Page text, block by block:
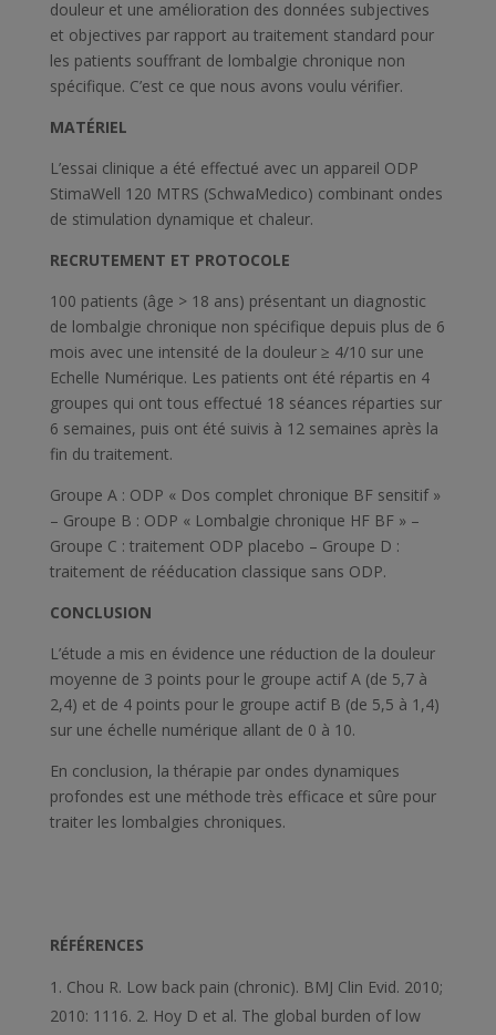
douleur et une amélioration des données subjectives
et objectives par rapport au traitement standard pour
les patients souffrant de lombalgie chronique non
spécifique. C’est ce que nous avons voulu vérifier.
MATÉRIEL
L’essai clinique a été effectué avec un appareil ODP
StimaWell 120 MTRS (SchwaMedico) combinant ondes
de stimulation dynamique et chaleur.
RECRUTEMENT ET PROTOCOLE
100 patients (âge > 18 ans) présentant un diagnostic
de lombalgie chronique non spécifique depuis plus de 6
mois avec une intensité de la douleur ≥ 4/10 sur une
Echelle Numérique. Les patients ont été répartis en 4
groupes qui ont tous effectué 18 séances réparties sur
6 semaines, puis ont été suivis à 12 semaines après la
fin du traitement.
Groupe A : ODP « Dos complet chronique BF sensitif »
– Groupe B : ODP « Lombalgie chronique HF BF » –
Groupe C : traitement ODP placebo – Groupe D :
traitement de rééducation classique sans ODP.
CONCLUSION
L’étude a mis en évidence une réduction de la douleur
moyenne de 3 points pour le groupe actif A (de 5,7 à
2,4) et de 4 points pour le groupe actif B (de 5,5 à 1,4)
sur une échelle numérique allant de 0 à 10.
En conclusion, la thérapie par ondes dynamiques
profondes est une méthode très efficace et sûre pour
traiter les lombalgies chroniques.
RÉFÉRENCES
Chou R. Low back pain (chronic). BMJ Clin Evid. 2010;
2010: 1116. 2. Hoy D et al. The global burden of low